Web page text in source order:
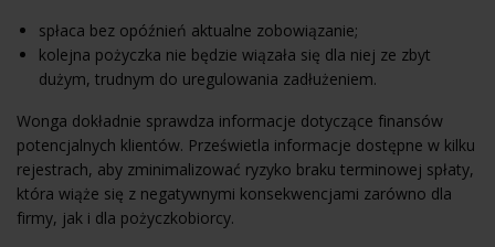
spłaca bez opóźnień aktualne zobowiązanie;
kolejna pożyczka nie będzie wiązała się dla niej ze zbyt
dużym, trudnym do uregulowania zadłużeniem.
Wonga dokładnie sprawdza informacje dotyczące finansów
potencjalnych klientów. Prześwietla informacje dostępne w kilku
rejestrach, aby zminimalizować ryzyko braku terminowej spłaty,
która wiąże się z negatywnymi konsekwencjami zarówno dla
firmy, jak i dla pożyczkobiorcy.